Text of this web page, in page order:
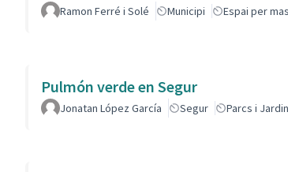
Ramon Ferré i Solé Municipi Espai per
Pulmón verde en Segur
Jonatan López García Segur Parcs i